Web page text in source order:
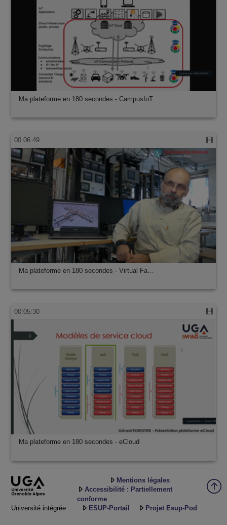
Ma plateforme en 180 secondes - CampusIoT
00:06:49
Ma plateforme en 180 secondes - Virtual Fa…
00:05:30
Ma plateforme en 180 secondes - eCloud
Université intégrée
Mentions légales
Accessibilité : Partiellement
conforme
ESUP-Portail
Projet Esup-Pod